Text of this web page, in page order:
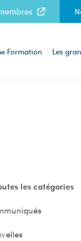
Formation Les
les catégories